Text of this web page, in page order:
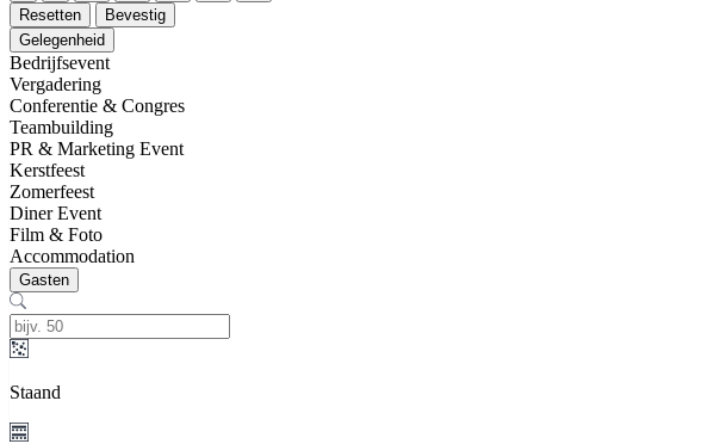
Resetten
Bevestig
Gelegenheid
Bedrijfsevent
Vergadering
Conferentie & Congres
Teambuilding
PR & Marketing Event
Kerstfeest
Zomerfeest
Diner Event
Film & Foto
Accommodation
Gasten
Staand